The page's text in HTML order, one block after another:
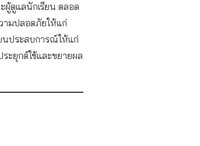
ผู้ดูแลนักเรียน ตลอด
ามปลอดภัยให้แก่
นประสบการณ์ให้แก่
ะยุกต์ใช้และขยายผล